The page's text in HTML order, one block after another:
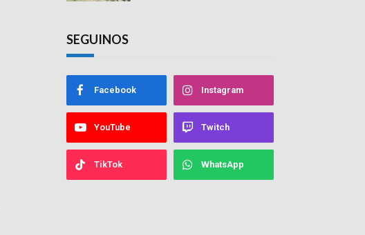
SEGUINOS
Facebook Instagram
YouTube Twitch
TikTok WhatsApp